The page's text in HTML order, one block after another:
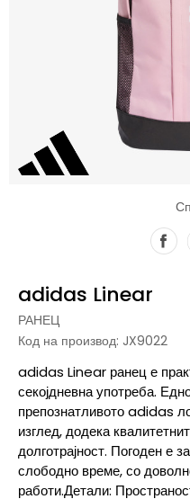
adidas Linear
РАНЕЦ
Код на производ: JX9022
adidas Linear ранец е
секојдневна употреба.
препознатливото adidas
изглед, додека
долготрајност. Погоден е
слободно време, со
работи.Детали: